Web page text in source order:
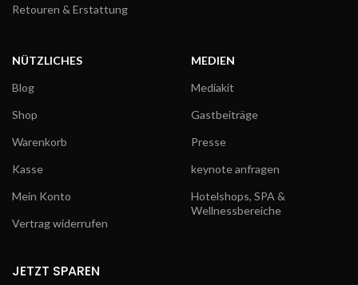
Retouren & Erstattung
NÜTZLICHES
Blog
Shop
Warenkorb
Kasse
Mein Konto
Vertrag widerrufen
MEDIEN
Mediakit
Gastbeiträge
Presse
keynote anfragen
Hotelshops, SPA &
Wellnessbereiche
JETZT SPAREN